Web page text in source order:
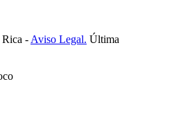
- Aviso Legal. Última